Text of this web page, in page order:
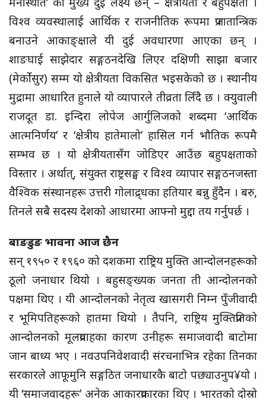
विश्व व्यवस्थालाई आर्थिक र राजनीतिक रूपमा प्रजातान्त्रिक
बनाउने आकाङ्क्षाले यी दुई अवधारणा आएका छन् ।
शाङघाई साझेदार सङ्गठनदेखि लिएर दक्षिणी साझा बजार
(मेर्कोसुर) सम्म यो क्षेत्रीयता विकसित भइसकेको छ । स्थानीय
मुद्रामा आधारित हुनाले यो व्यापारले तीव्रता लिँदै छ । क्युवाली
राजदूत डा. इन्दिरा लोपेज आर्गुलिजको शब्दमा ‘आर्थिक
आत्मनिर्णय’ र ‘क्षेत्रीय हातेमालो’ हासिल गर्न भौतिक रूपमै
सम्भव छ । यो क्षेत्रीयतासँग जोडिएर आउँछ बहुपक्षताको
विस्तार । अर्थात्, संयुक्त राष्ट्रसङ्घ र विश्व व्यापार सङ्गठनजस्ता
वैश्विक संस्थानहरू उत्तरी गोलाद्र्धका हतियार बन्नु हुँदैन । बरु,
तिनले सबै सदस्य देशको आधारमा आफ्नो मुद्दा तय गर्नुपर्छ ।
बाङडुङ भावना आज छैन
सन् १९५० र १९६० को दशकमा राष्ट्रिय मुक्ति आन्दोलनहरूको
ठूलो जनाधार थियो । बहुसङ्ख्यक जनता ती आन्दोलनको
पक्षमा थिए । यी आन्दोलनको नेतृत्व खासगरी निम्न पुँजीवादी
र भूमिपतिहरूको हातमा थियो । तैपनि, राष्ट्रिय मुक्तिप्रतिको
आन्दोलनको मूलप्रवाहका कारण उनीहरू समाजवादी बाटोमा
जान बाध्य भए । नवउपनिवेशवादी संरचनाभित्र रहेका तिनका
सरकारले आफूमुनि सङ्गठित जनाधारकै बाटो पछ्याउनुप¥यो ।
यी ‘समाजवादहरू’ अनेक आकारप्रकारका थिए । भारतको दोस्रो